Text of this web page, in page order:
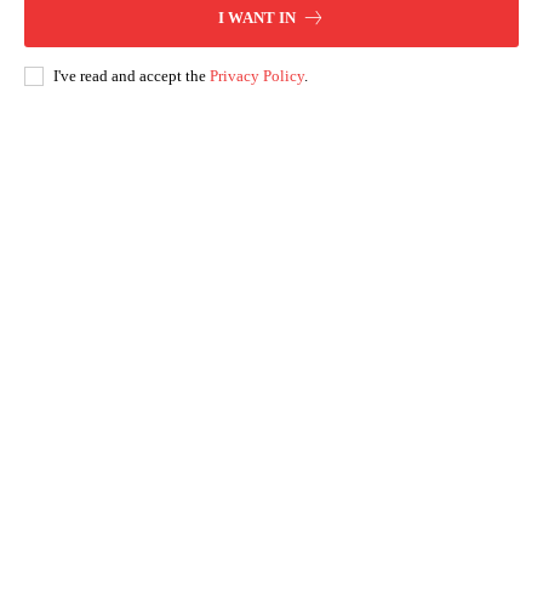
I WANT IN
I've read and accept the Privacy Policy.